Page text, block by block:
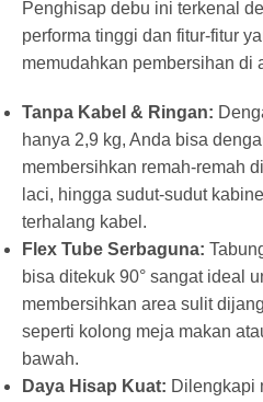
Penghisap debu ini terkenal
performa tinggi dan fitur-fitur
memudahkan pembersihan di
Tanpa Kabel & Ringan:
hanya 2,9 kg, Anda bisa
membersihkan remah-remah
laci, hingga sudut-sudut
terhalang kabel.
Flex Tube Serbaguna:
bisa ditekuk 90° sangat ideal
membersihkan area sulit
seperti kolong meja makan
bawah.
Daya Hisap Kuat: Dilengkapi